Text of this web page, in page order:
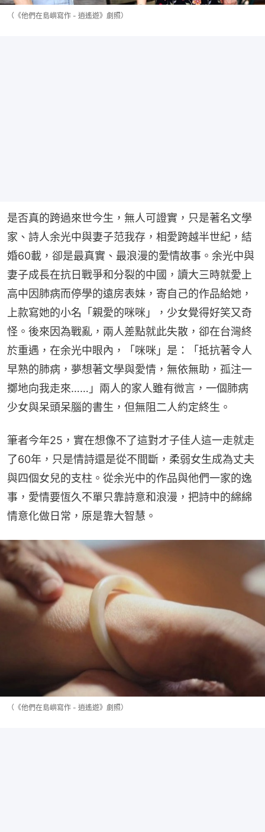
（《他們在島嶼寫作 - 逍遙遊》劇照）
是否真的跨過來世今生，無人可證實，只是著名文學
家、詩人余光中與妻子范我存，相愛跨越半世紀，結
婚60載，卻是最真實、最浪漫的愛情故事。余光中與
妻子成長在抗日戰爭和分裂的中國，讀大三時就愛上
高中因肺病而停學的遠房表妹，寄自己的作品給她，
上款寫她的小名「親愛的咪咪」，少女覺得好笑又奇
怪。後來因為戰亂，兩人差點就此失散，卻在台灣終
於重遇，在余光中眼內，「咪咪」是：「抵抗著令人
早熟的肺病，夢想著文學與愛情，無依無助，孤注一
擲地向我走來……」兩人的家人雖有微言，一個肺病
少女與呆頭呆腦的書生，但無阻二人約定終生。
筆者今年25，實在想像不了這對才子佳人這一走就走
了60年，只是情詩還是從不間斷，柔弱女生成為丈夫
與四個女兒的支柱。從余光中的作品與他們一家的逸
事，愛情要恆久不單只靠詩意和浪漫，把詩中的綿綿
情意化做日常，原是靠大智慧。
（《他們在島嶼寫作 - 逍遙遊》劇照）